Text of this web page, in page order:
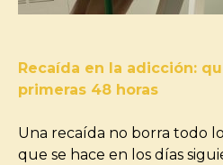
Recaída en la adicción:
primeras 48 horas
Una recaída no borra todo
que se hace en los días